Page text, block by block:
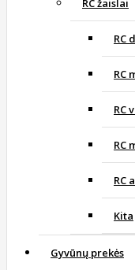
RC žaislai
RC
RC
RC
RC
RC
Kita
Gyvūnų prekės